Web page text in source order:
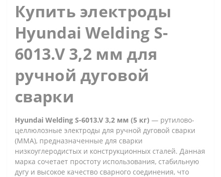
Купить электроды
Hyundai Welding S-
6013.V 3,2 мм для
ручной дуговой
сварки
Hyundai Welding S-6013.V 3,2 мм (5 кг) — рутилово-
целлюлозные электроды для ручной дуговой сварки
(MMA), предназначенные для сварки
низкоуглеродистых и конструкционных сталей. Данная
марка сочетает простоту использования, стабильную
дугу и высокое качество сварного соединения, что